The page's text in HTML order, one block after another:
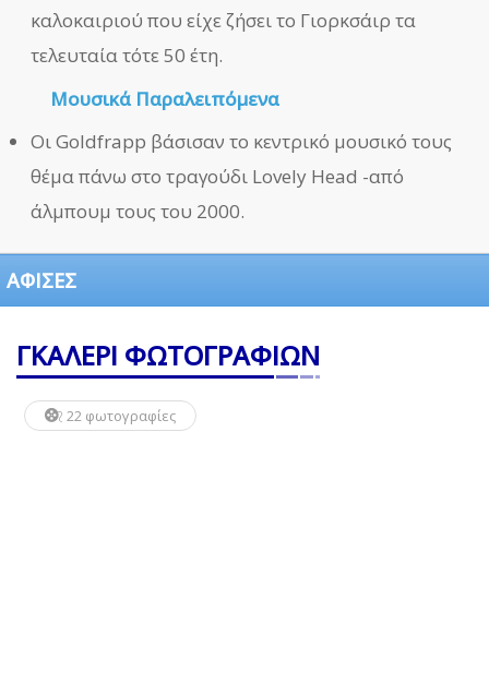
καλοκαιριού που είχε ζήσει το Γιορκσάιρ τα
τελευταία τότε 50 έτη.
Μουσικά Παραλειπόμενα
Οι Goldfrapp βάσισαν το κεντρικό μουσικό τους
θέμα πάνω στο τραγούδι Lovely Head -από
άλμπουμ τους του 2000.
ΑΦΙΣΕΣ
ΓΚΑΛΕΡΙ ΦΩΤΟΓΡΑΦΙΩΝ
22 φωτογραφίες